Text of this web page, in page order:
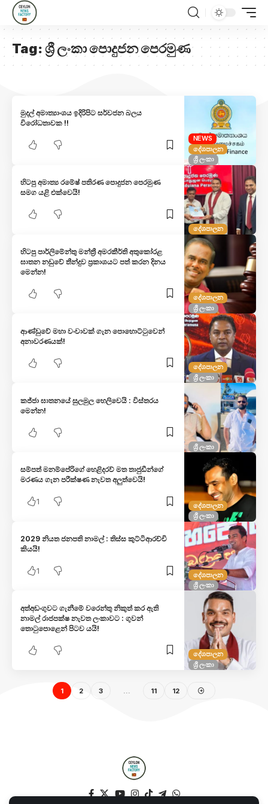
Tag: ශ්‍රී ලංකා පොදුජන පෙරමුණ
NEWS
දේශපාලන
ශ්‍රී ලංකා
මුදල් අමාත්‍යාංශය ඉදිරිපිට සර්වජන බලය
විරෝධතාවක !!
දේශපාලන
හිටපු අමාත්‍ය රමේෂ් පතිරණ පොදුජන පෙරමුණ
සමග යළි එක්වෙයි!
දේශපාලන
ශ්‍රී ලංකා
හිටපු පාර්ලිමේන්තු මන්ත්‍රී අමරකීර්ති අතුකෝරළ
ඝාතන නඩුවේ තීන්දුව ප්‍රකාශයට පත් කරන දිනය
මෙන්න!
දේශපාලන
ශ්‍රී ලංකා
ආණ්ඩුවේ මහා වංචාවක් ගැන පොහොට්ටුවෙන්
අනාවරණයක්!
ශ්‍රී ලංකා
කජ්ජා ඝාතනයේ සුලමුල හෙලිවෙයි : විස්තරය
මෙන්න!
දේශපාලන
ශ්‍රී ලංකා
සම්පත් මනම්පේරි​ගේ හෙළිදරව් මත තාජුඩීන්ගේ
මරණය ගැන පරීක්ෂණ නැවත අලුත්වෙයි!
1
දේශපාලන
ශ්‍රී ලංකා
2029 නියත ජනපති නාමල් : තිස්ස කුට්ටිආරච්චි
කියයි!
1
දේශපාලන
ශ්‍රී ලංකා
අත්අඩංගුවට ගැනීමේ වරෙන්තු නිකුත් කර ඇති
නාමල් රාජපක්ෂ නැවත ලංකාවට : ගුවන්
තොටුපොළෙන් පිටව යයි!
1 2 3 11 12